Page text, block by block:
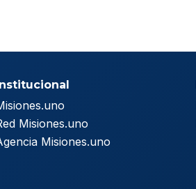
Institucional
Misiones.uno
Misiones.uno